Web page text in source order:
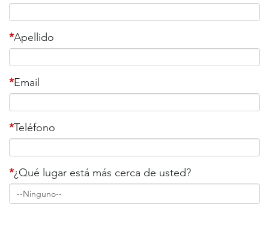
*Apellido
*Email
*Teléfono
*¿Qué lugar está más cerca de usted?